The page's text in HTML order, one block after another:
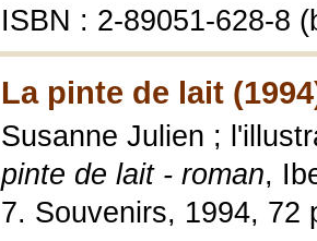
ISBN : 2-89051-628-8
La pinte de lait
Susanne Julien ;
pinte de lait - roman,
7. Souvenirs, 1994, 72